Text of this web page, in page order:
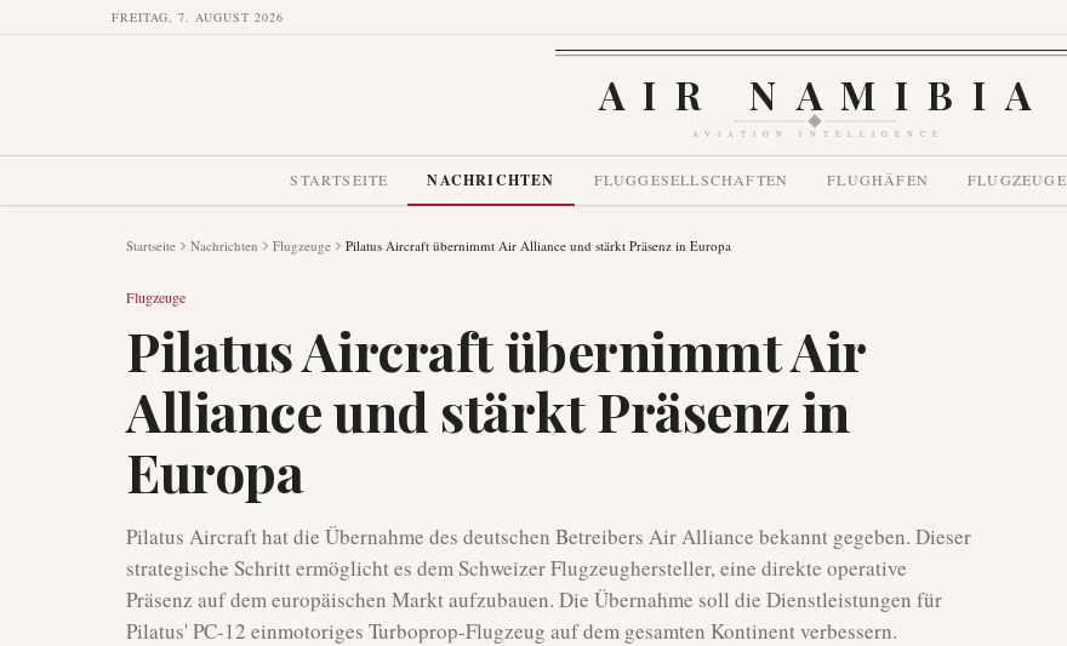
FREITAG, 7. AUGUST 2026
AIR NAMIBIA
AVIATION INTELLIGENCE
STARTSEITE NACHRICHTEN FLUGGESELLSCHAFTEN FLUGHÄFEN FLUGZEUGE
Startseite Nachrichten Flugzeuge Pilatus Aircraft übernimmt Air Alliance und stärkt Präsenz in Europa
Flugzeuge
Pilatus Aircraft übernimmt Air
Alliance und stärkt Präsenz in
Europa
Pilatus Aircraft hat die Übernahme des deutschen Betreibers Air Alliance bekannt gegeben. Dieser
strategische Schritt ermöglicht es dem Schweizer Flugzeughersteller, eine direkte operative
Präsenz auf dem europäischen Markt aufzubauen. Die Übernahme soll die Dienstleistungen für
Pilatus' PC-12 einmotoriges Turboprop-Flugzeug auf dem gesamten Kontinent verbessern.